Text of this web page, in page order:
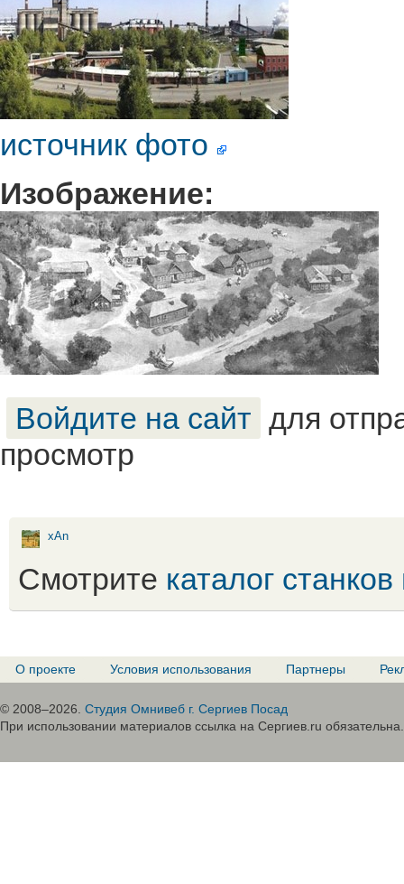
источник фото
Изображение:
Войдите на сайт для
просмотр
xAn
Смотрите каталог
О проекте Условия использования Партнеры
© 2008–2026. Студия Омнивеб г. Сергиев Посад
При использовании материалов ссылка на Сергиев.ru обязательна.